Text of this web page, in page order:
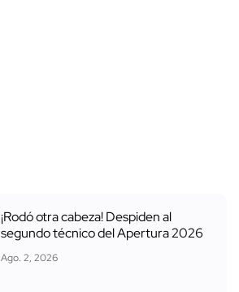
¡Rodó otra cabeza! Despiden al
segundo técnico del Apertura 2026
Ago. 2, 2026